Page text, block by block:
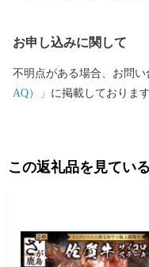
お申し込みに関して
不明点がある場合、お問
AQ）」 に掲載しておりま
この返礼品を見てい